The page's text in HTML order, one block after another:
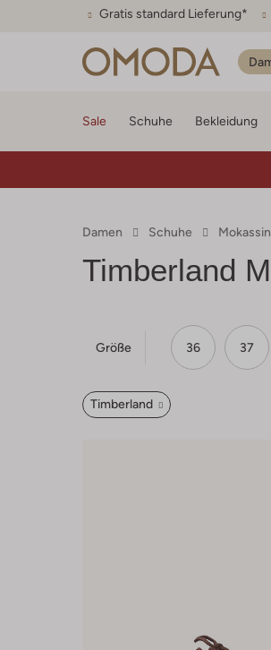
Gratis standard Lieferung*
Sale Schuhe Bekleidung
Damen Schuhe
Timberland
Größe 36 37
Timberland